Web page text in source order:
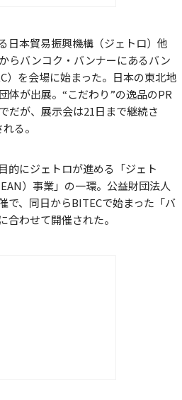
日本貿易振興機構（ジェトロ）他
らバンコク・バンナーにあるバン
）を会場に始まった。日本の東北地
体が出展。“こだわり”の逸品のPR
だが、展示会は21日まで継続さ
る。
的にジェトロが進める「ジェト
）事業」の一環。公益財団法人
で、同日からBITECで始まった「バ
合わせて開催された。